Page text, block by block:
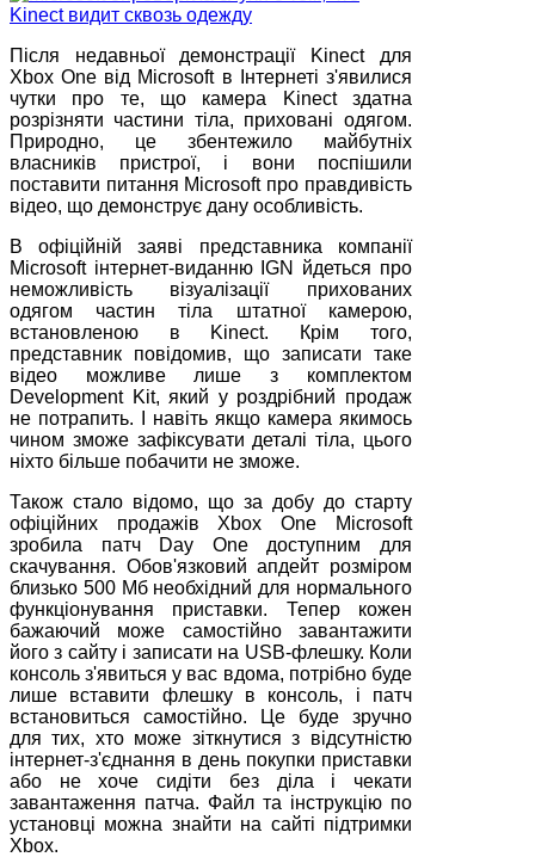
Після недавньої демонстрації Kinect для
Xbox One від Microsoft в Інтернеті з'явилися
чутки про те, що камера Kinect здатна
розрізняти частини тіла, приховані одягом.
Природно, це збентежило майбутніх
власників пристрої, і вони поспішили
поставити питання Microsoft про правдивість
відео, що демонструє дану особливість.
В офіційній заяві представника компанії
Microsoft інтернет-виданню IGN йдеться про
неможливість візуалізації прихованих
одягом частин тіла штатної камерою,
встановленою в Kinect. Крім того,
представник повідомив, що записати таке
відео можливе лише з комплектом
Development Kit, який у роздрібний продаж
не потрапить. І навіть якщо камера якимось
чином зможе зафіксувати деталі тіла, цього
ніхто більше побачити не зможе.
Також стало відомо, що за добу до старту
офіційних продажів Xbox One Microsoft
зробила патч Day One доступним для
скачування. Обов'язковий апдейт розміром
близько 500 Мб необхідний для нормального
функціонування приставки. Тепер кожен
бажаючий може самостійно завантажити
його з сайту і записати на USB-флешку. Коли
консоль з'явиться у вас вдома, потрібно буде
лише вставити флешку в консоль, і патч
встановиться самостійно. Це буде зручно
для тих, хто може зіткнутися з відсутністю
інтернет-з'єднання в день покупки приставки
або не хоче сидіти без діла і чекати
завантаження патча. Файл та інструкцію по
установці можна знайти на сайті підтримки
Xbox.